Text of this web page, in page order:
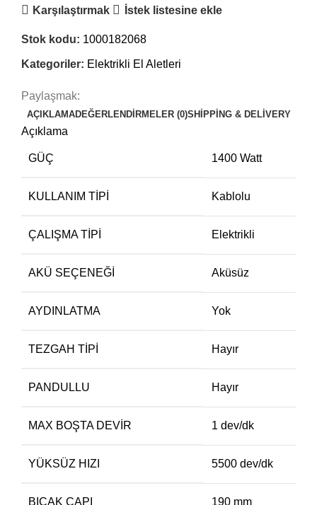
Karşılaştırmak İstek listesine ekle
Stok kodu: 1000182068
Kategoriler: Elektrikli El Aletleri
Paylaşmak:
AÇIKLAMADEĞERLENDIRMELER (0)SHIPPING & DELIVERY
Açıklama
GÜÇ 1400 Watt
KULLANIM TIPI Kablolu
ÇALIŞMA TIPI Elektrikli
AKÜ SEÇENEĞI Aküsüz
AYDINLATMA Yok
TEZGAH TIPI Hayır
PANDULLU Hayır
MAX BOŞTA DEVIR 1 dev/dk
YÜKSÜZ HIZI 5500 dev/dk
BIÇAK ÇAPI 190 mm